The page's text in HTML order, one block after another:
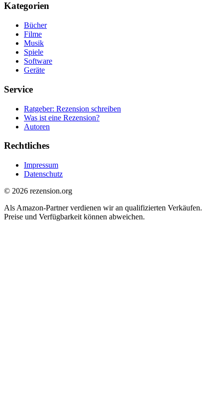
Kategorien
Bücher
Filme
Musik
Spiele
Software
Geräte
Service
Ratgeber: Rezension schreiben
Was ist eine Rezension?
Autoren
Rechtliches
Impressum
Datenschutz
© 2026 rezension.org
Als Amazon-Partner verdienen wir an qualifizierten Verkäufen.
Preise und Verfügbarkeit können abweichen.